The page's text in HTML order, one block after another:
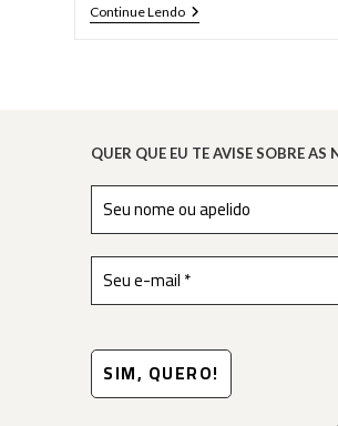
Continue LendoEtiquetas
Para
QUER QUE EU TE AVISE SOBRE AS